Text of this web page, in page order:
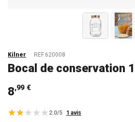
Kilner REF.620008
Bocal de conservation
8,99 €
2.0/5 1 avis